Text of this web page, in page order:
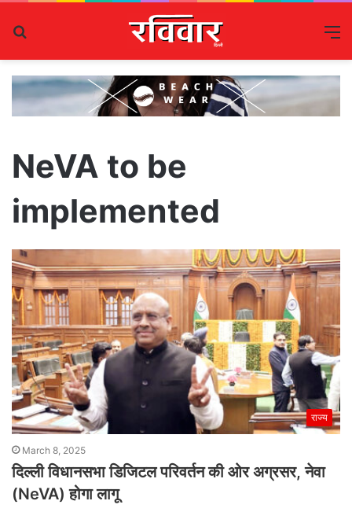
NeVA to be
implemented
राज्य
March 8, 2025
दिल्ली विधानसभा डिजिटल परिवर्तन की ओर अग्रसर, नेवा
(NeVA) होगा लागू